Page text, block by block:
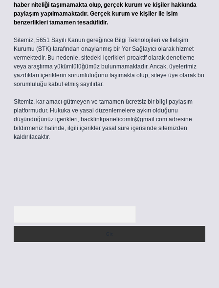
haber niteliği taşımamakta olup, gerçek kurum ve kişiler hakkında
paylaşım yapılmamaktadır. Gerçek kurum ve kişiler ile isim
benzerlikleri tamamen tesadüfidir.
Sitemiz, 5651 Sayılı Kanun gereğince Bilgi Teknolojileri ve İletişim
Kurumu (BTK) tarafından onaylanmış bir Yer Sağlayıcı olarak hizmet
vermektedir. Bu nedenle, sitedeki içerikleri proaktif olarak denetleme
veya araştırma yükümlülüğümüz bulunmamaktadır. Ancak, üyelerimiz
yazdıkları içeriklerin sorumluluğunu taşımakta olup, siteye üye olarak bu
sorumluluğu kabul etmiş sayılırlar.
Sitemiz, kar amacı gütmeyen ve tamamen ücretsiz bir bilgi paylaşım
platformudur. Hukuka ve yasal düzenlemelere aykırı olduğunu
düşündüğünüz içerikleri, backlinkpanelicomtr@gmail.com adresine
bildirmeniz halinde, ilgili içerikler yasal süre içerisinde sitemizden
kaldırılacaktır.